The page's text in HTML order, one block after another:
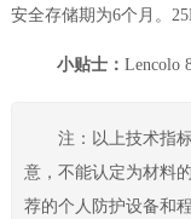
安全存储期为6个月。
小贴士： Lencolo
注：以上技术指
意，不能认定为材料
荐的个人防护设备和